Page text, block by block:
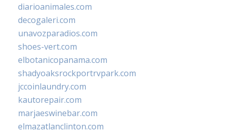
diarioanimales.com
decogaleri.com
unavozparadios.com
shoes-vert.com
elbotanicopanama.com
shadyoaksrockportrvpark.com
jccoinlaundry.com
kautorepair.com
marjaeswinebar.com
elmazatlanclinton.com